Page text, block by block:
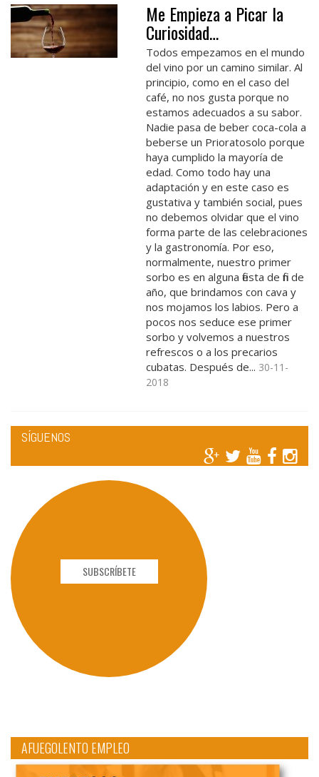
Me Empieza a Picar la
Curiosidad…
Todos empezamos en el mundo
del vino por un camino similar. Al
principio, como en el caso del
café, no nos gusta porque no
estamos adecuados a su sabor.
Nadie pasa de beber coca-cola a
beberse un Prioratosolo porque
haya cumplido la mayoría de
edad. Como todo hay una
adaptación y en este caso es
gustativa y también social, pues
no debemos olvidar que el vino
forma parte de las celebraciones
y la gastronomía. Por eso,
normalmente, nuestro primer
sorbo es en alguna fiesta de fin de
año, que brindamos con cava y
nos mojamos los labios. Pero a
pocos nos seduce ese primer
sorbo y volvemos a nuestros
refrescos o a los precarios
cubatas. Después de... 30-11-
2018
SÍGUENOS
SUBSCRÍBETE
AFUEGOLENTO EMPLEO